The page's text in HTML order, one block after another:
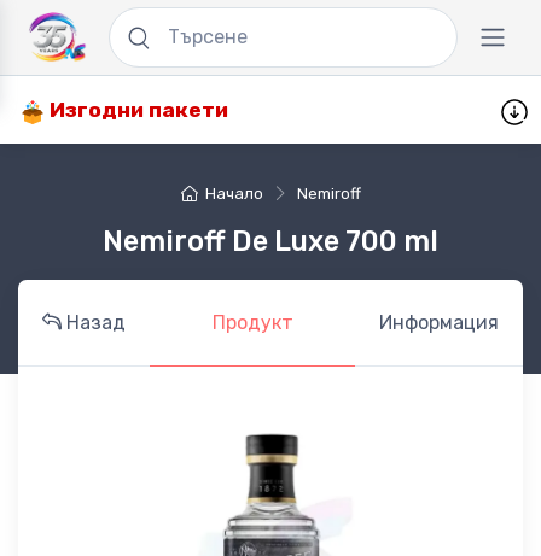
Изгодни пакети
Начало Nemiroff
Nemiroff De Luxe 700 ml
Назад Продукт Информация